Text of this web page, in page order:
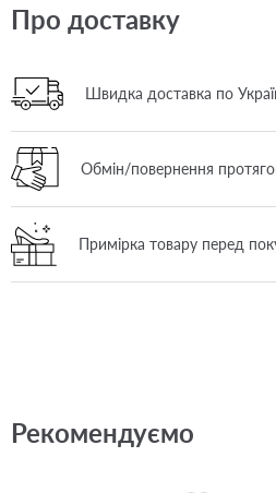
Про доставку
Швидка доставка по
Обмін/повернення
Примірка товару перед
Рекомендуємо